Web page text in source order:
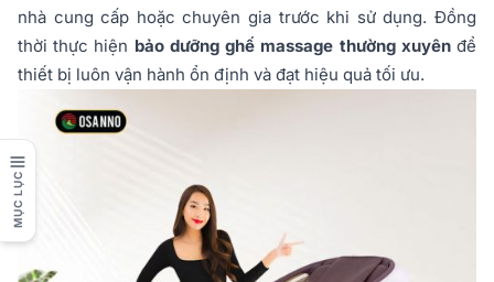
nhà cung cấp hoặc chuyên gia trước khi sử dụng. Đồng
thời thực hiện bảo dưỡng ghế massage thường xuyênđể
thiết bị luôn vận hành ổn định và đạt hiệu quả tối ưu.
MỤC LỤC